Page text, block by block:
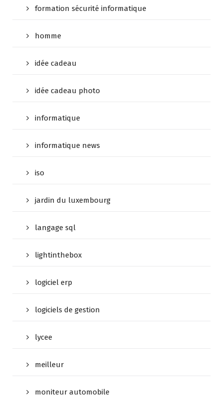
formation sécurité informatique
homme
idée cadeau
idée cadeau photo
informatique
informatique news
iso
jardin du luxembourg
langage sql
lightinthebox
logiciel erp
logiciels de gestion
lycee
meilleur
moniteur automobile